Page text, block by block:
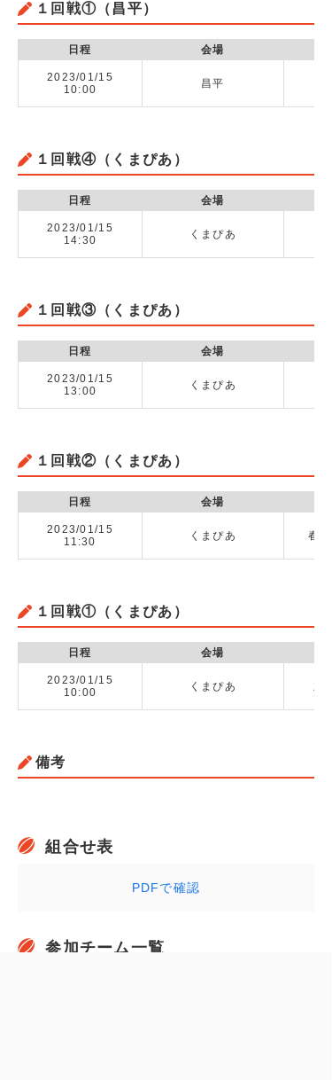
１回戦①（昌平）
日程 会場
2023/01/15
10:00
昌平
１回戦④（くまぴあ）
日程 会場
2023/01/15
14:30
くまぴあ
１回戦③（くまぴあ）
日程 会場
2023/01/15
13:00
くまぴあ
１回戦②（くまぴあ）
日程 会場
2023/01/15
11:30
くまぴあ 春
１回戦①（くまぴあ）
日程 会場
2023/01/15
10:00
くまぴあ 立
備考
組合せ表
PDFで確認
参加チーム一覧